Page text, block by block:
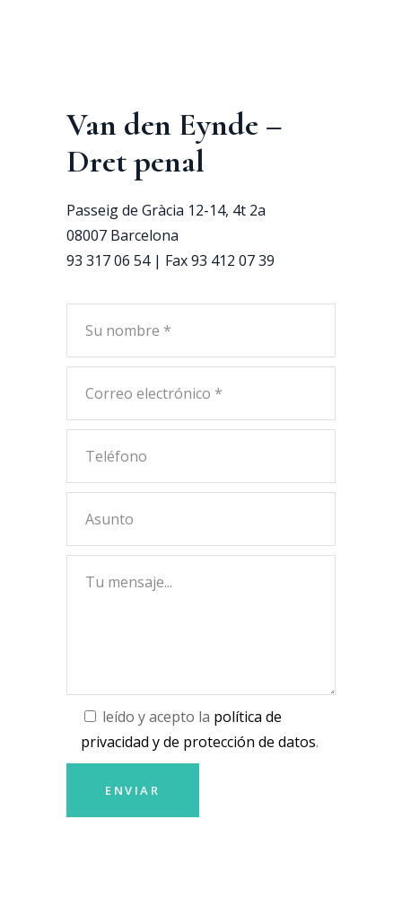
Van den Eynde –
Dret penal
Passeig de Gràcia 12-14, 4t 2a
08007 Barcelona
93 317 06 54 | Fax 93 412 07 39
leído y acepto la política de
privacidad y de protección de datos.